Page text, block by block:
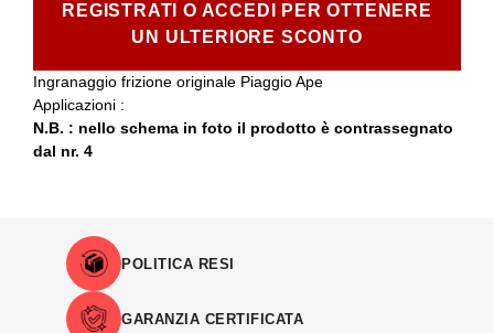
REGISTRATI O ACCEDI PER OTTENERE
UN ULTERIORE SCONTO
Ingranaggio frizione originale Piaggio Ape
Applicazioni :
N.B. : nello schema in foto il prodotto è contrassegnato
dal nr. 4
POLITICA RESI
GARANZIA CERTIFICATA